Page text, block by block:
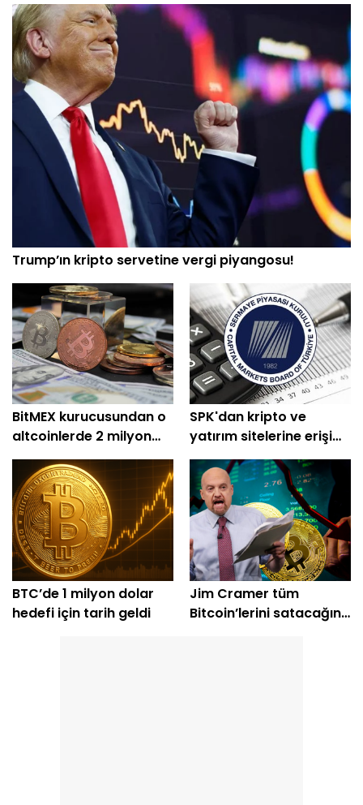
Trump’ın kripto servetine vergi piyangosu!
BitMEX kurucusundan o
altcoinlerde 2 milyon
dolarlık alım
SPK'dan kripto ve
yatırım sitelerine erişim
engeli
BTC’de 1 milyon dolar
hedefi için tarih geldi
Jim Cramer tüm
Bitcoin’lerini satacağını